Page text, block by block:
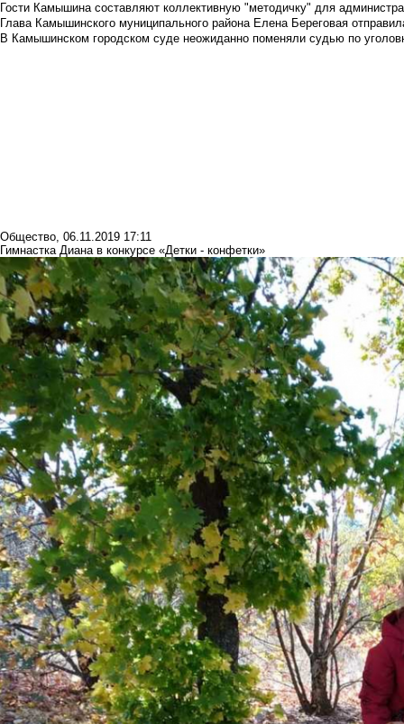
Гости Камышина составляют коллективную "методичку" для
Глава Камышинского муниципального района Елена Береговая
В Камышинском городском суде неожиданно поменяли судью по
Общество, 06.11.2019 17:11
Гимнастка Диана в конкурсе «Детки - конфетки»